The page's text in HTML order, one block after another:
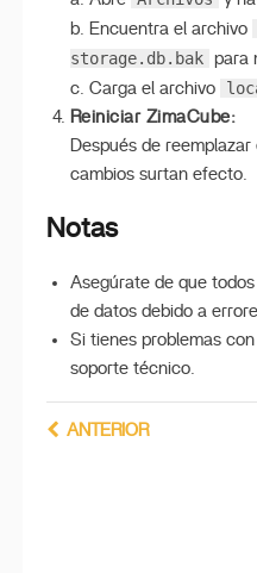
b. Encuentra el archivo
storage.db.bak para
c. Carga el archivo
Reiniciar ZimaCube:
Después de
cambios surtan efecto.
Notas
Asegúrate de que
de datos debido a
Si tienes problemas
soporte técnico.
ANTERIOR